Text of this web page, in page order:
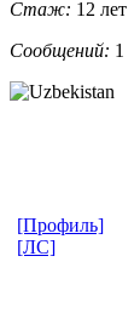
Стаж: 12 лет
Сообщений: 1
[Профиль]
[ЛС]